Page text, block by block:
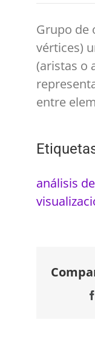
Grupo de
vértices)
(aristas o
entre
análisis